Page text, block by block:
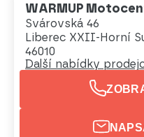
WARMUP
Svárovská 46
Liberec XXII-Horní
46010
Další nabídky